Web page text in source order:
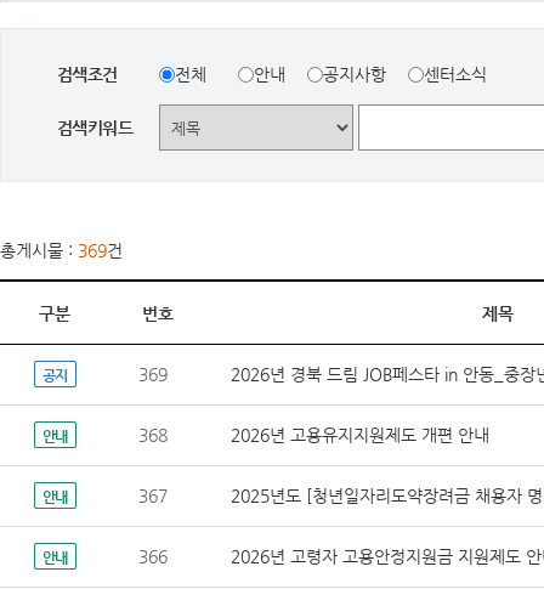
검색조건 전체 안내 공지사항 센터소식
검색키워드
총게시물 : 369건
구분 번호 제목
공지 369 2026년 경북 드림 JOB페스타 in 안동_중장
안내 368 2026년 고용유지지원제도 개편 안내
안내 367 2025년도 [청년일자리도약장려금 채용자
안내 366 2026년 고령자 고용안정지원금 지원제도